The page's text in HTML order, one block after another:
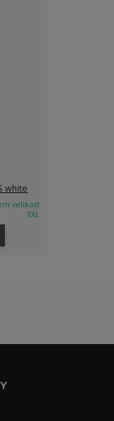
white
velikost
XXL